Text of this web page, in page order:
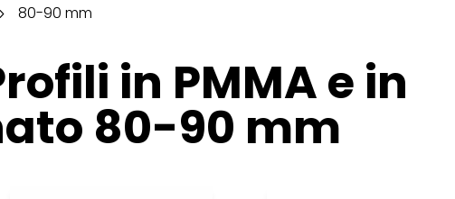
5 80-90 mm
in PMMA e in
80-90 mm